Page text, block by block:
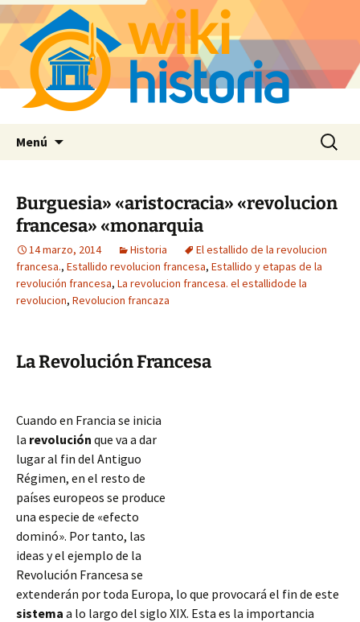
Menú Buscar:
Burguesia» «aristocracia» «revolucion
francesa» «monarquia
14 marzo, 2014 Historia
El estallido de la revolucion
francesa., Estallido revolucion francesa, Estallido y etapas de la
revolución francesa, La revolucion francesa. el estallidode la
revolucion, Revolucion francaza
La Revolución Francesa
Cuando en Francia se inicia
la revolución que va a dar
lugar al fin del Antiguo
Régimen, en el resto de
países europeos se produce
una especie de «efecto
dominó». Por tanto, las
ideas y el ejemplo de la
Revolución Francesa se
extenderán por toda Europa, lo que provocará el fin de este
sistema a lo largo del siglo XIX. Esta es la importancia